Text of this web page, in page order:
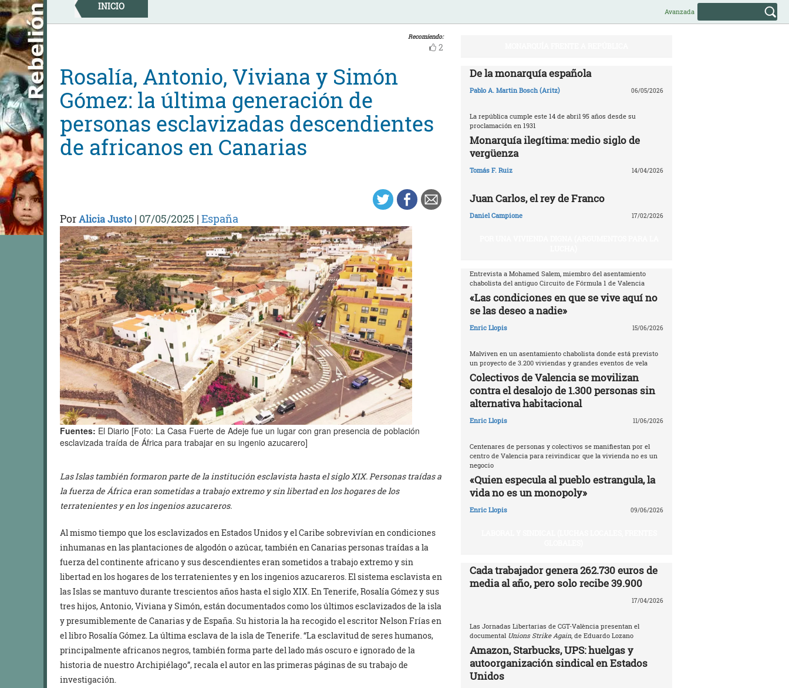
Skip
to
content
INICIO Avanzada
Recomiendo:
2
Rosalía, Antonio, Viviana y Simón
Gómez: la última generación de
personas esclavizadas descendientes
de africanos en Canarias
PorAlicia Justo | 07/05/2025 | España
Fuentes: El Diario [Foto: La Casa Fuerte de Adeje fue un lugar con gran presencia de población
esclavizada traída de África para trabajar en su ingenio azucarero]
Las Islas también formaron parte de la institución esclavista hasta el siglo XIX. Personas traídas a
la fuerza de África eran sometidas a trabajo extremo y sin libertad en los hogares de los
terratenientes y en los ingenios azucareros.
Al mismo tiempo que los esclavizados en Estados Unidos y el Caribe sobrevivían en condiciones
inhumanas en las plantaciones de algodón o azúcar, también en Canarias personas traídas a la
fuerza del continente africano y sus descendientes eran sometidos a trabajo extremo y sin
libertad en los hogares de los terratenientes y en los ingenios azucareros. El sistema esclavista en
las Islas se mantuvo durante trescientos años hasta el siglo XIX. En Tenerife, Rosalía Gómez y sus
tres hijos, Antonio, Viviana y Simón, están documentados como los últimos esclavizados de la isla
y presumiblemente de Canarias y de España. Su historia la ha recogido el escritor Nelson Frías en
el libro Rosalía Gómez. La última esclava de la isla de Tenerife. “La esclavitud de seres humanos,
principalmente africanos negros, también forma parte del lado más oscuro e ignorado de la
historia de nuestro Archipiélago”, recala el autor en las primeras páginas de su trabajo de
investigación.
De la monarquía española
Pablo A. Martin Bosch (Aritz) 06/05/2026
La república cumple este 14 de abril 95 años desde su
proclamación en 1931
Monarquía ilegítima: medio siglo de
vergüenza
Tomás F. Ruiz 14/04/2026
Juan Carlos, el rey de Franco
Daniel Campione 17/02/2026
Entrevista a Mohamed Salem, miembro del asentamiento
chabolista del antiguo Circuito de Fórmula 1 de Valencia
«Las condiciones en que se vive aquí no
se las deseo a nadie»
Enric Llopis 15/06/2026
Malviven en un asentamiento chabolista donde está previsto
un proyecto de 3.200 viviendas y grandes eventos de vela
Colectivos de Valencia se movilizan
contra el desalojo de 1.300 personas sin
alternativa habitacional
Enric Llopis 11/06/2026
Centenares de personas y colectivos se manifiestan por el
centro de Valencia para reivindicar que la vivienda no es un
negocio
«Quien especula al pueblo estrangula, la
vida no es un monopoly»
Enric Llopis 09/06/2026
Cada trabajador genera 262.730 euros de
media al año, pero solo recibe 39.900
17/04/2026
Las Jornadas Libertarias de CGT-València presentan el
documental Unions Strike Again, de Eduardo Lozano
Amazon, Starbucks, UPS: huelgas y
autoorganización sindical en Estados
Unidos